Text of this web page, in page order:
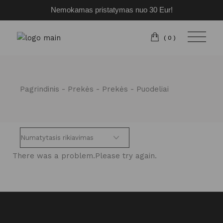
Nemokamas pristatymas nuo 30 Eur!
Pereiti
turinio
(0)
Pagrindinis Prekės Prekės Puodeliai
There was a problem.Please try again.